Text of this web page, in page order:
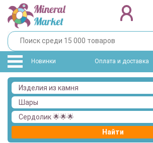
Новинки Оплата и доставка
Найти